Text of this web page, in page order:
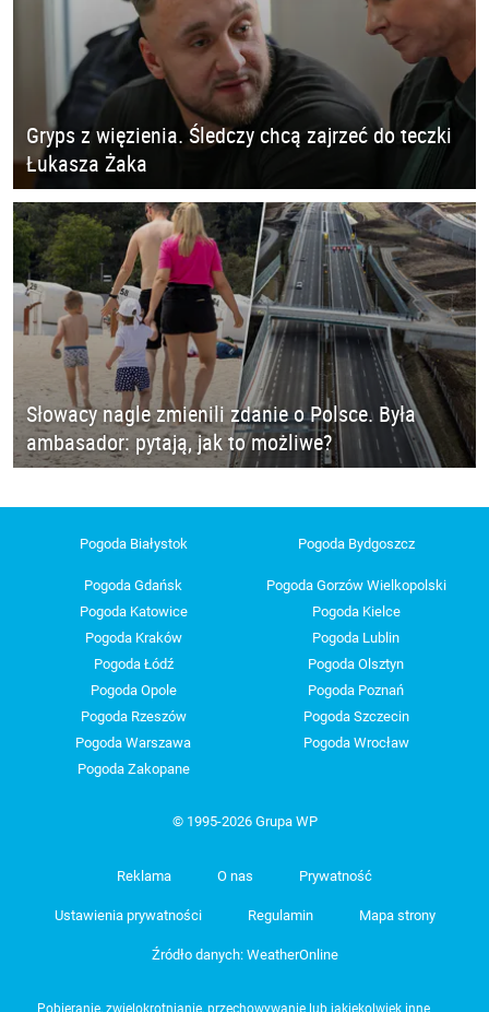
Gryps z więzienia. Śledczy chcą zajrzeć do teczki
Łukasza Żaka
Słowacy nagle zmienili zdanie o Polsce. Była
ambasador: pytają, jak to możliwe?
Pogoda Białystok Pogoda Bydgoszcz
Pogoda Gdańsk
Pogoda Gorzów Wielkopolski
Pogoda Katowice
Pogoda Kielce
Pogoda Kraków
Pogoda Lublin
Pogoda Łódź
Pogoda Olsztyn
Pogoda Opole
Pogoda Poznań
Pogoda Rzeszów
Pogoda Szczecin
Pogoda Warszawa
Pogoda Wrocław
Pogoda Zakopane
© 1995-2026 Grupa WP
Reklama O nas Prywatność
Ustawienia prywatności Regulamin Mapa strony
Źródło danych: WeatherOnline
Pobieranie, zwielokrotnianie, przechowywanie lub jakiekolwiek inne